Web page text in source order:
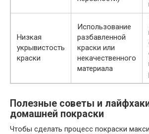
Низкая
укрывистость
краски
Использование
разбавленной
краски или
некачественного
материала
Полезные советы и
домашней покраски
Чтобы сделать процесс покраски